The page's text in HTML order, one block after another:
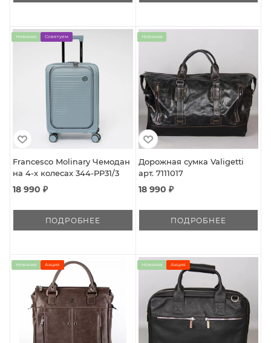
Новинка Советуем
Francesco Molinary Чемодан
на 4-х колесах 344-PP31/3
18 990 ₽
ПОДРОБНЕЕ
Новинка
Дорожная сумка Valigetti
арт. 7111017
18 990 ₽
ПОДРОБНЕЕ
Новинка Акция Новинка Акция